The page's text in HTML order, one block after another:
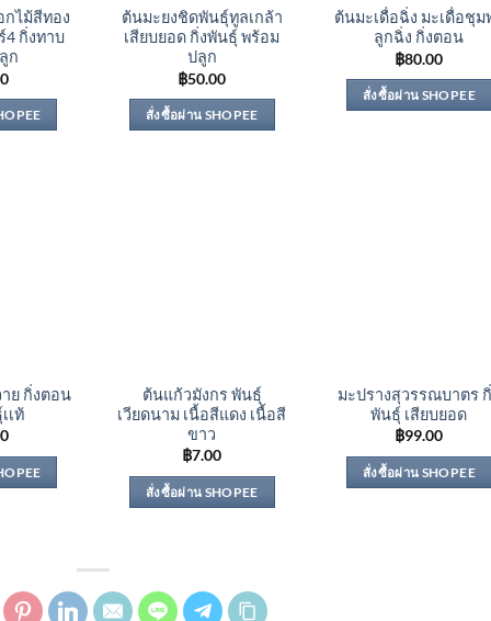
ไม้สีทอง
4 กิ่งทาบ
ก
ต้นมะยงชิดพันธุ์ทูลเกล้า
เสียบยอด กิ่งพันธุ์ พร้อม
ปลูก
฿50.00
สั่งซื้อผ่าน SHOPEE
ต้นมะเดื่อฉิ่ง มะเดื่อชุม
ลูกฉิ่ง กิ่งตอน
฿80.00
สั่งซื้อผ่าน SHOPEE
ย กิ่งตอน
เท้
ต้นแก้วมังกร พันธุ์
เวียดนาม เนื้อสีแดง เนื้อสี
ขาว
฿7.00
สั่งซื้อผ่าน SHOPEE
มะปรางสุวรรณบาตร
พันธุ์ เสียบยอด
฿99.00
สั่งซื้อผ่าน SHOPEE